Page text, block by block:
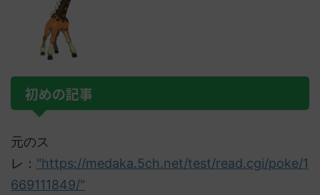
初めの記事
元のス
レ： "https://medaka.5ch.net/test/read.cgi/poke/1
669111849/"